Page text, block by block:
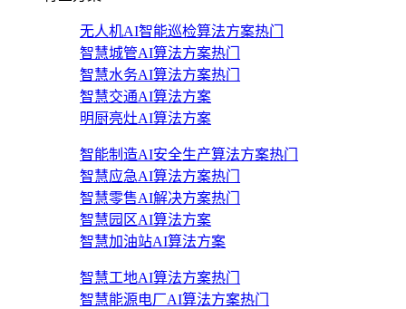
无人机AI智能巡检算法方案热门
智慧城管AI算法方案热门
智慧水务AI算法方案热门
智慧交通AI算法方案
明厨亮灶AI算法方案
智能制造AI安全生产算法方案热门
智慧应急AI算法方案热门
智慧零售AI解决方案热门
智慧园区AI算法方案
智慧加油站AI算法方案
智慧工地AI算法方案热门
智慧能源电厂AI算法方案热门